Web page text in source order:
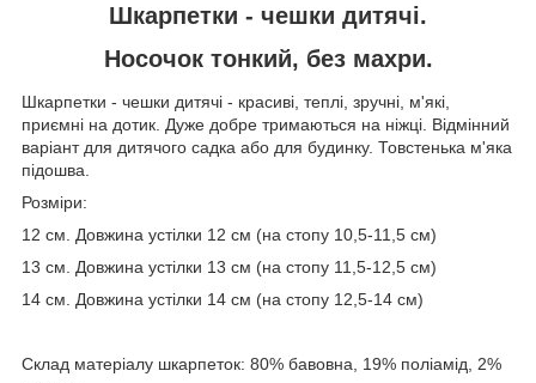
Шкарпетки - чешки дитячі.
Носочок тонкий, без махри.
Шкарпетки - чешки дитячі - красиві, теплі, зручні, м'які,
приємні на дотик. Дуже добре тримаються на ніжці. Відмінний
варіант для дитячого садка або для будинку. Товстенька м'яка
підошва.
Розміри:
12 см. Довжина устілки 12 см (на стопу 10,5-11,5 см)
13 см. Довжина устілки 13 см (на стопу 11,5-12,5 см)
14 см. Довжина устілки 14 см (на стопу 12,5-14 см)
Склад матеріалу шкарпеток: 80% бавовна, 19% поліамід, 2%